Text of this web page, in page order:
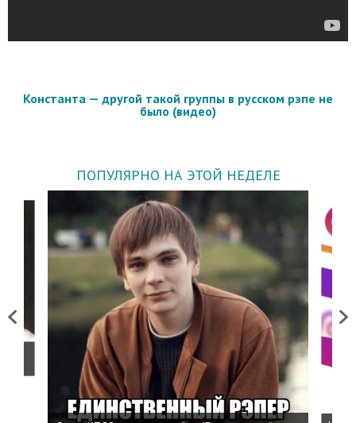
Константа — другой такой группы в русском рэпе не
было (видео)
ПОПУЛЯРНО НА ЭТОЙ НЕДЕЛЕ
Previous Next